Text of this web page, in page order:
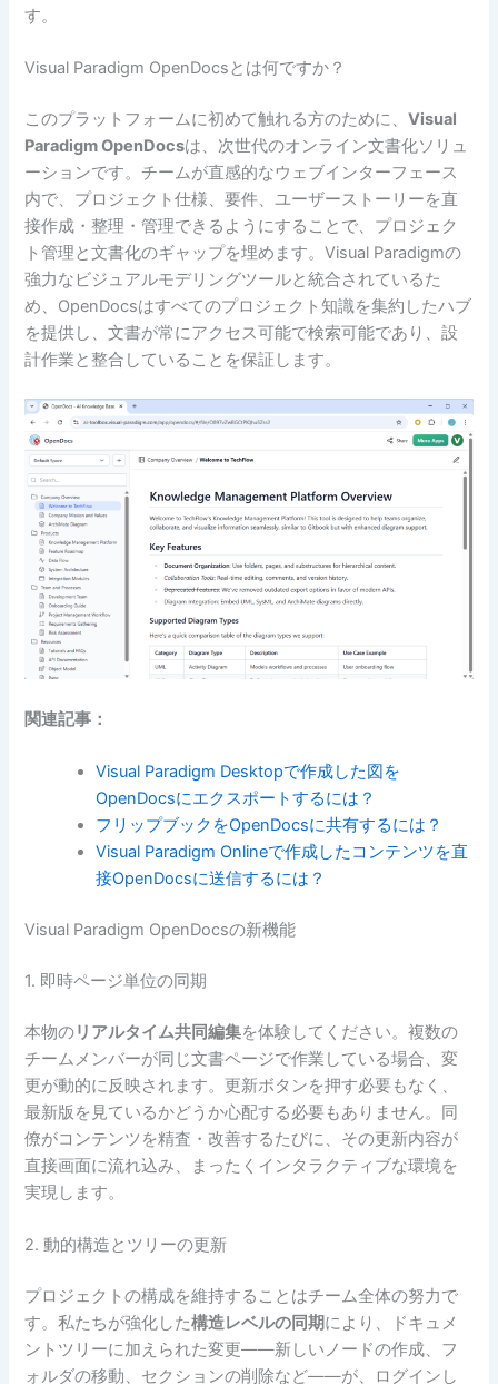
す。
Visual Paradigm OpenDocsとは何ですか？
このプラットフォームに初めて触れる方のために、Visual
Paradigm OpenDocsは、次世代のオンライン文書化ソリュ
ーションです。チームが直感的なウェブインターフェース
内で、プロジェクト仕様、要件、ユーザーストーリーを直
接作成・整理・管理できるようにすることで、プロジェク
ト管理と文書化のギャップを埋めます。Visual Paradigmの
強力なビジュアルモデリングツールと統合されているた
め、OpenDocsはすべてのプロジェクト知識を集約したハブ
を提供し、文書が常にアクセス可能で検索可能であり、設
計作業と整合していることを保証します。
関連記事：
Visual Paradigm Desktopで作成した図を
OpenDocsにエクスポートするには？
フリップブックをOpenDocsに共有するには？
Visual Paradigm Onlineで作成したコンテンツを直
接OpenDocsに送信するには？
Visual Paradigm OpenDocsの新機能
1. 即時ページ単位の同期
本物のリアルタイム共同編集を体験してください。複数の
チームメンバーが同じ文書ページで作業している場合、変
更が動的に反映されます。更新ボタンを押す必要もなく、
最新版を見ているかどうか心配する必要もありません。同
僚がコンテンツを精査・改善するたびに、その更新内容が
直接画面に流れ込み、まったくインタラクティブな環境を
実現します。
2. 動的構造とツリーの更新
プロジェクトの構成を維持することはチーム全体の努力で
す。私たちが強化した構造レベルの同期により、ドキュメ
ントツリーに加えられた変更——新しいノードの作成、フ
ォルダの移動、セクションの削除など——が、ログインし